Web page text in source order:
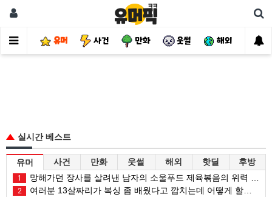
유머 사건 만화 웃썰 해외 핫
실시간 베스트
유머 사건 만화 웃썰 해외 핫딜 후방
1 망해가던 장사를 살려낸 남자의 소울푸드 제육볶음의 위력 ㅋㅋ
2 여러분 13살짜리가 복싱 좀 배웠다고 깝치는데 어떻게 할까요?